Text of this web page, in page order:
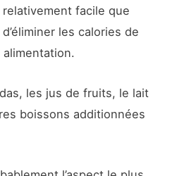
facile que
les calories de
les jus de fruits, le lait
boissons additionnées